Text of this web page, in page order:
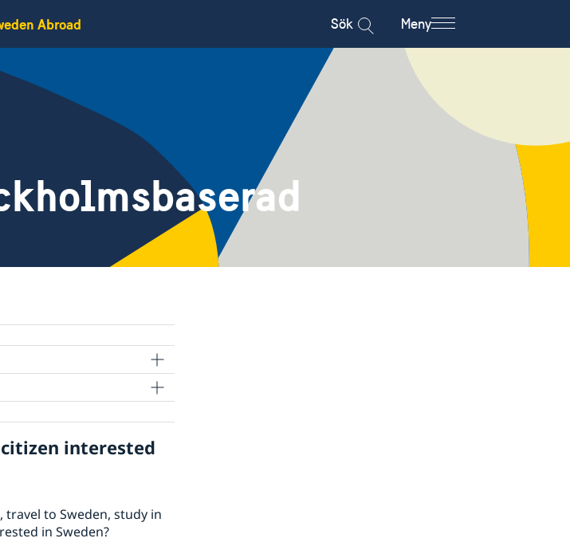
Abroad Sök Meny
interested
travel to Sweden, study in
in Sweden?